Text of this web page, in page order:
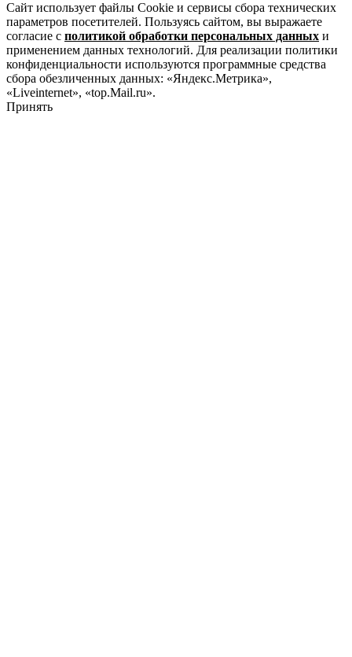
Сайт использует файлы Cookie и сервисы сбора технических
параметров посетителей. Пользуясь сайтом, вы выражаете
согласие с политикой обработки персональных данных и
применением данных технологий. Для реализации политики
конфиденциальности используются программные средства
сбора обезличенных данных: «Яндекс.Метрика»,
«Liveinternet», «top.Mail.ru».
Принять